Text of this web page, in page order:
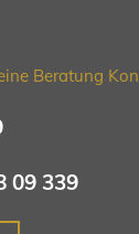
Beratung
09 339